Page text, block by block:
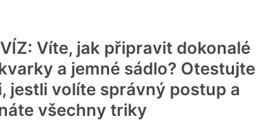
Víte, jak připravit dokonalé
a jemné sádlo? Otestujte
jestli volíte správný postup a
všechny triky